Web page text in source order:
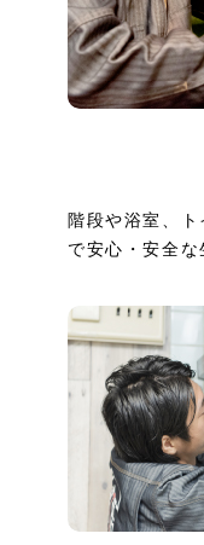
階段や浴室、
で安心・安全な